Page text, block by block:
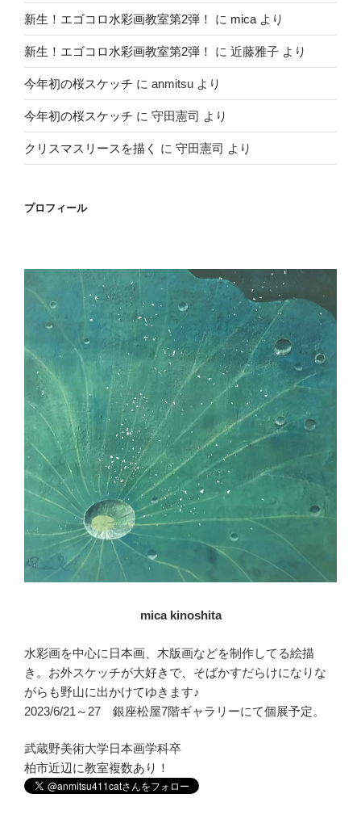
新生！エゴコロ水彩画教室第2弾！ に mica より
新生！エゴコロ水彩画教室第2弾！ に 近藤雅子 より
今年初の桜スケッチ に anmitsu より
今年初の桜スケッチ に 守田憲司 より
クリスマスリースを描く に 守田憲司 より
プロフィール
mica kinoshita
水彩画を中心に日本画、木版画などを制作してる絵描
き。お外スケッチが大好きで、そばかすだらけになりな
がらも野山に出かけてゆきます♪
2023/6/21～27 銀座松屋7階ギャラリーにて個展予定。
武蔵野美術大学日本画学科卒
柏市近辺に教室複数あり！